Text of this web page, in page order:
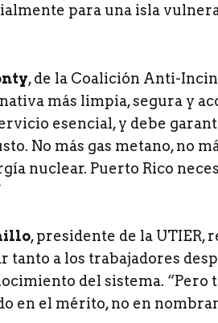
para una isla
, de la Coalición Anti-
más limpia, segura y
esencial, y debe
No más gas metano, no
nuclear. Puerto Rico
, presidente de la UTIER,
a los trabajadores
del sistema. “Pero
en el mérito, no en